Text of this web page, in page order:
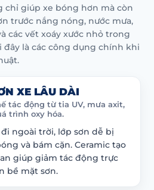
chỉ giúp xe bóng hơn mà còn
trước nắng nóng, nước mưa,
các vết xoáy xước nhỏ trong
đây là các công dụng chính khi
XE LÂU DÀI
tác động từ tia UV, mưa axit,
trình oxy hóa.
ngoài trời, lớp sơn dễ bị
và bám cặn. Ceramic tạo
giúp giảm tác động trực
bề mặt sơn.